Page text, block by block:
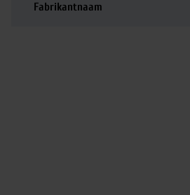
Fabrikantnaam